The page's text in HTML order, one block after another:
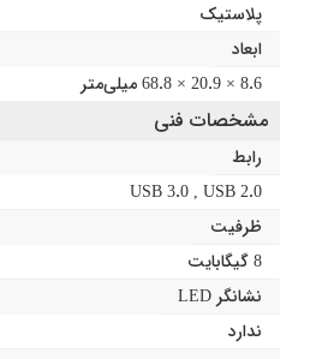
پلاستیک
ابعاد
8.6 × 20.9 × 68.8 میلی‌متر
مشخصات فنی
رابط
USB 3.0 , USB 2.0
ظرفیت
8 گیگابایت
نشانگر LED
ندارد